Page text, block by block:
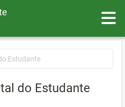
Estudante
do Estudante